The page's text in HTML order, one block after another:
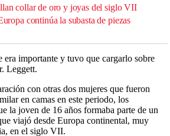
collar de oro y joyas del siglo VII
continúa la subasta de piezas
era importante y tuvo que cargarlo sobre
Leggett.
con otras dos mujeres que fueron
en camas en este periodo, los
la joven de 16 años formaba parte de un
viajó desde Europa continental, muy
en el siglo VII.